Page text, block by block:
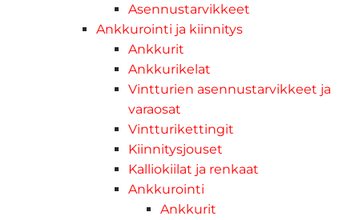
Asennustarvikkeet
Ankkurointi ja kiinnitys
Ankkurit
Ankkurikelat
Vintturien asennustarvikkeet ja
varaosat
Vintturikettingit
Kiinnitysjouset
Kalliokiilat ja renkaat
Ankkurointi
Ankkurit